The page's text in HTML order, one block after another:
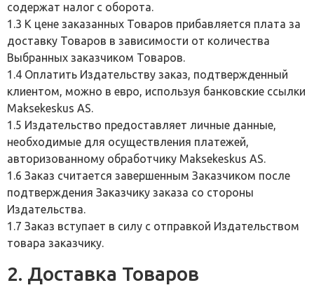
содержат налог с оборота.
1.3 К цене заказанных Товаров прибавляется плата за
доставку Товаров в зависимости от количества
Выбранных заказчиком Товаров.
1.4 Оплатить Издательству заказ, подтвержденный
клиентом, можно в евро, используя банковские ссылки
Maksekeskus AS.
1.5 Издательство предоставляет личные данные,
необходимые для осуществления платежей,
авторизованному обработчику Maksekeskus AS.
1.6 Заказ считается завершенным Заказчиком после
подтверждения Заказчику заказа со стороны
Издательства.
1.7 Заказ вступает в силу с отправкой Издательством
товара заказчику.
2. Доставка Товаров